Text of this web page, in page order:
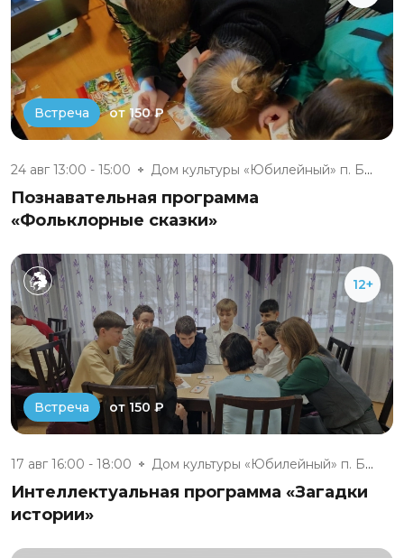
Встреча от 150 ₽
24 авг 13:00 - 15:00 Дом культуры «Юбилейный» п. Бе...
Познавательная программа
«Фольклорные сказки»
12+
Встреча от 150 ₽
17 авг 16:00 - 18:00 Дом культуры «Юбилейный» п. Бе...
Интеллектуальная программа «Загадки
истории»